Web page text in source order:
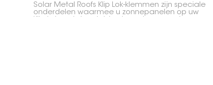
Solar Metal Roofs Klip Lok-klemmen zijn speciale
onderdelen waarmee u zonnepanelen op uw